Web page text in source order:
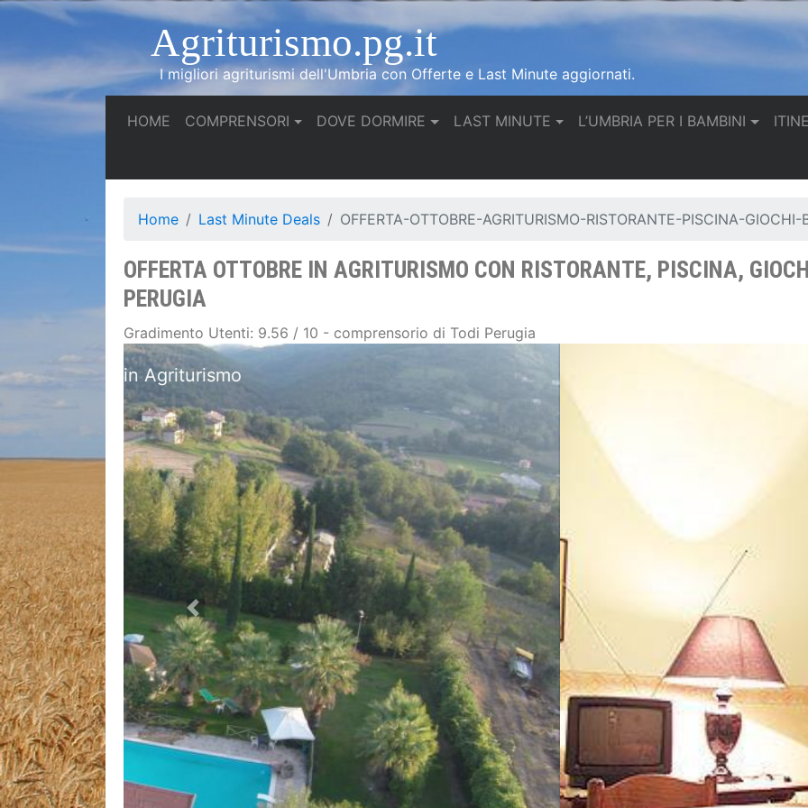
Agriturismo.pg.it
I migliori agriturismi dell'Umbria con Offerte e Last Minute aggiornati.
HOME (current)
COMPRENSORI DOVE DORMIRE LAST MINUTE L’UMBRIA PER I BAMBINI
Home Last Minute Deals OFFERTA-OTTOBRE-AGRITURISMO-RISTORANTE-PISCINA-
OFFERTA OTTOBRE IN AGRITURISMO CON RISTORANTE, PISCINA,
PERUGIA
Gradimento Utenti: 9.56 / 10 - comprensorio di Todi Perugia
Salottino dell'Appartamento
Previous